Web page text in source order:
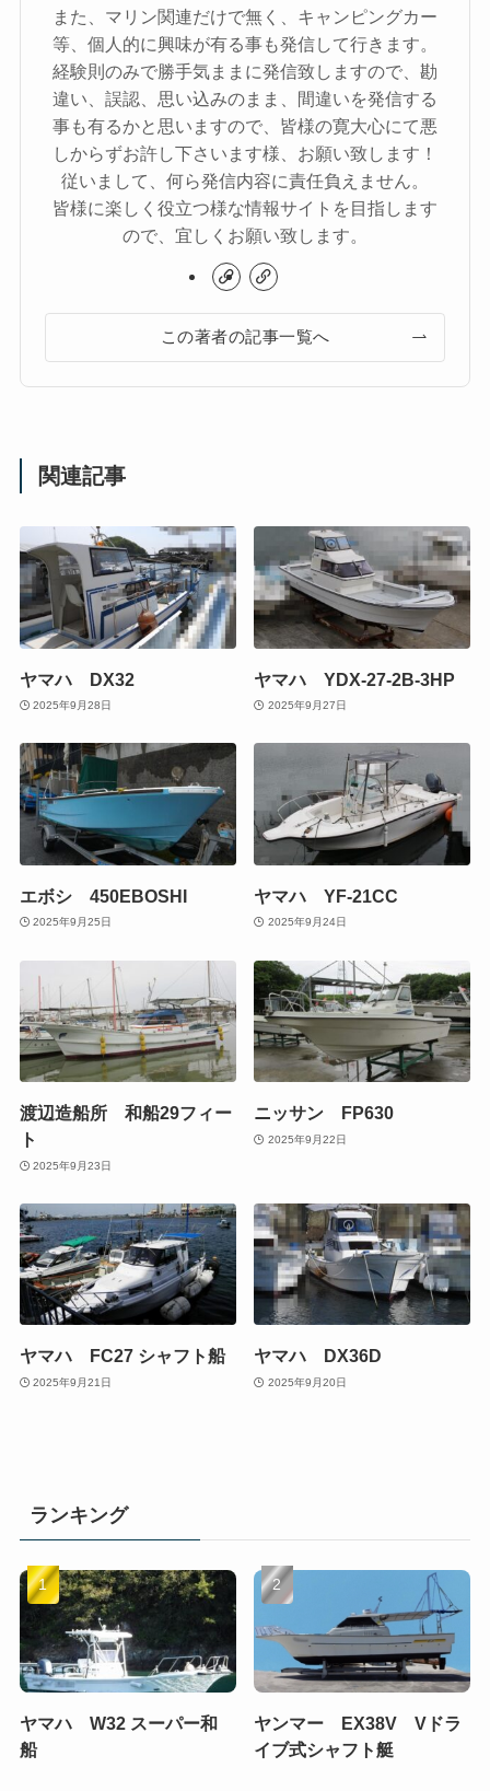
また、マリン関連だけで無く、キャンピングカー
等、個人的に興味が有る事も発信して行きます。
経験則のみで勝手気ままに発信致しますので、勘
違い、誤認、思い込みのまま、間違いを発信する
事も有るかと思いますので、皆様の寛大心にて悪
しからずお許し下さいます様、お願い致します！
従いまして、何ら発信内容に責任負えません。
皆様に楽しく役立つ様な情報サイトを目指します
ので、宜しくお願い致します。
この著者の記事一覧へ
関連記事
ヤマハ DX32
2025年9月28日
ヤマハ YDX-27-2B-3HP
2025年9月27日
エボシ 450EBOSHI
2025年9月25日
ヤマハ YF-21CC
2025年9月24日
渡辺造船所 和船29フィー
ト
2025年9月23日
ニッサン FP630
2025年9月22日
ヤマハ FC27 シャフト船
2025年9月21日
ヤマハ DX36D
2025年9月20日
ランキング
ヤマハ W32 スーパー和
船
ヤンマー EX38V Vドラ
イブ式シャフト艇